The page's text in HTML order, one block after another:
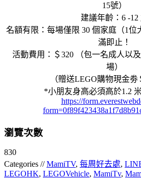
15號）
建議年齡：6 -12
名額有限：每場僅限 30 個家庭（1位
滿即止！
活動費用：＄320 （包一名成人以
場）
（贈送LEGO購物現金劵
*小朋友身高必須高於1.2
https://
瀏覽次數
830
Categories //MamiTV, 每周好去處,
LEGOHK, LEGOVehicle, MamiTv,